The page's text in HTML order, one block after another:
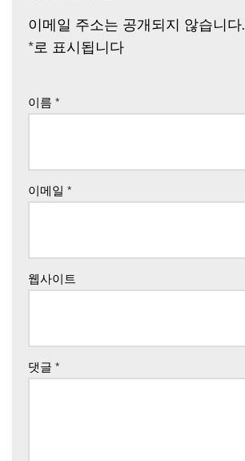
이메일 주소는 공개되지 않습니다.
*로 표시됩니다
이름 *
이메일 *
웹사이트
댓글 *